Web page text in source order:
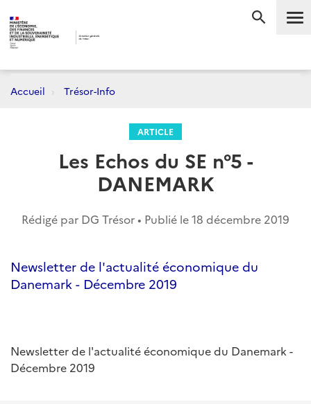
Accueil Trésor-Info
ARTICLE
Les Echos du SE n°5 -
DANEMARK
Rédigé par DG Trésor • Publié le18 décembre 2019
Newsletter de l'actualité économique du
Danemark - Décembre 2019
Newsletter de l'actualité économique du Danemark -
Décembre 2019